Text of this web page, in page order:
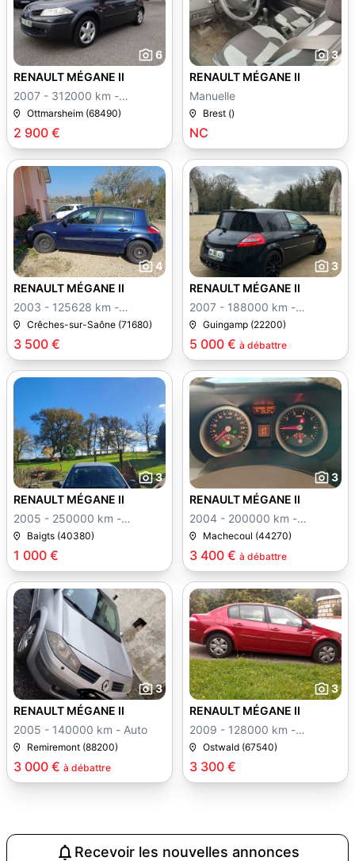
6
2 900 €
RENAULT MÉGANE II
2007 - 312000 km -
Manuelle
Ottmarsheim (68490)
3
NC
RENAULT MÉGANE II
Manuelle
Brest ()
4
3 500 €
RENAULT MÉGANE II
2003 - 125628 km -
Manuelle
Crêches-sur-Saône (71680)
3
5 000 € à débattre
RENAULT MÉGANE II
2007 - 188000 km -
Manuelle
Guingamp (22200)
3
1 000 €
RENAULT MÉGANE II
2005 - 250000 km -
Manuelle
Baigts (40380)
3
3 400 € à débattre
RENAULT MÉGANE II
2004 - 200000 km -
Manuelle
Machecoul (44270)
3
3 000 € à débattre
RENAULT MÉGANE II
2005 - 140000 km - Auto
Remiremont (88200)
3
3 300 €
RENAULT MÉGANE II
2009 - 128000 km -
Manuelle
Ostwald (67540)
Recevoir les nouvelles annonces